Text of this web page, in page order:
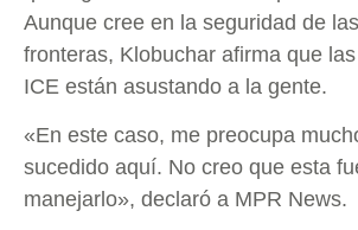
Aunque cree en la seguridad de las
fronteras, Klobuchar afirma que
ICE están asustando a la gente.
«En este caso, me preocupa
sucedido aquí. No creo que esta
manejarlo», declaró a MPR News.